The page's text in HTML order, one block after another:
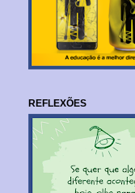
REFLEXÕES